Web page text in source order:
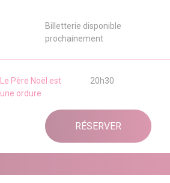
Billetterie disponible
prochainement
Le Père Noël est
une ordure
20h30
RÉSERVER